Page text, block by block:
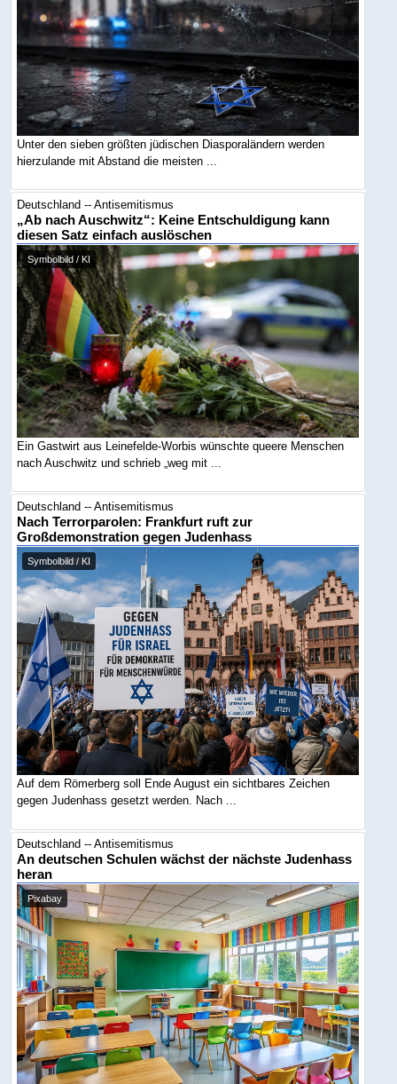
Unter den sieben größten jüdischen Diasporaländern werden
hierzulande mit Abstand die meisten ...
Deutschland -- Antisemitismus
„Ab nach Auschwitz“: Keine Entschuldigung kann
diesen Satz einfach auslöschen
Symbolbild / KI
Ein Gastwirt aus Leinefelde-Worbis wünschte queere Menschen
nach Auschwitz und schrieb „weg mit ...
Deutschland -- Antisemitismus
Nach Terrorparolen: Frankfurt ruft zur
Großdemonstration gegen Judenhass
Symbolbild / KI
Auf dem Römerberg soll Ende August ein sichtbares Zeichen
gegen Judenhass gesetzt werden. Nach ...
Deutschland -- Antisemitismus
An deutschen Schulen wächst der nächste Judenhass
heran
Pixabay